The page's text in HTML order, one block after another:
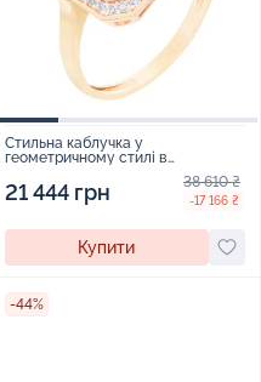
Стильна каблучка у
геометричному стилі в
фіанітами - 1939740
21 444 грн 38 610 ₴
-17 166 ₴
Купити
-44%